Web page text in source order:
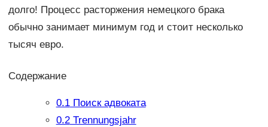
долго! Процесс расторжения немецкого брака
обычно занимает минимум год и стоит несколько
тысяч евро.
Содержание
0.1Поиск адвоката
0.2Trennungsjahr